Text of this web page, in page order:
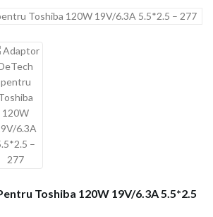
Toshiba 120W 19V/6.3A 5.5*2.5